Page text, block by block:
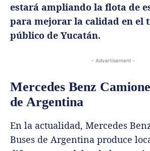
estará ampliando la flota de
para mejorar la calidad en el
público de Yucatán.
- Advertisement -
Mercedes Benz
de Argentina
En la actualidad, Mercedes
Buses de Argentina produce